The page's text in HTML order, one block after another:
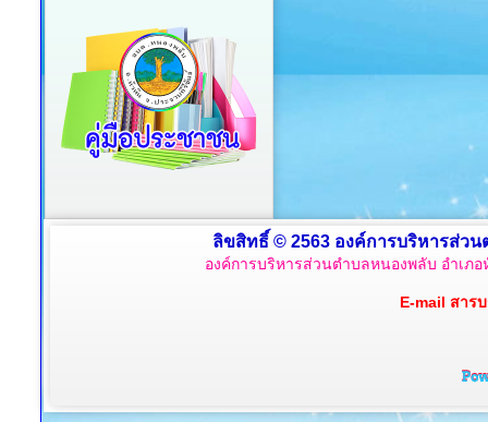
ลิขสิทธิ์ © 2563 องค์การบริหารส่ว
องค์การบริหารส่วนตำบลหนองพลับ อำเภ
E-mail สาร